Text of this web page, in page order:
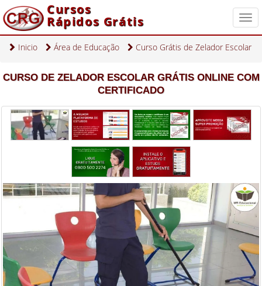
Cursos
Rápidos Grátis
Inicio Área de Educação Curso Grátis de Zelador Escolar
CURSO DE ZELADOR ESCOLAR GRÁTIS ONLINE COM
CERTIFICADO